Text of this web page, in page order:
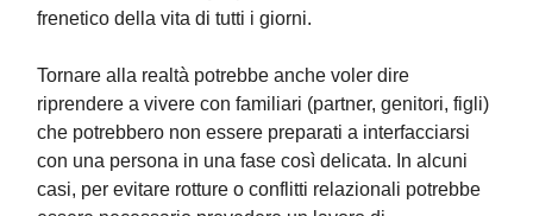
frenetico della vita di tutti i giorni.
Tornare alla realtà potrebbe anche voler dire
riprendere a vivere con familiari (partner, genitori, figli)
che potrebbero non essere preparati a interfacciarsi
con una persona in una fase così delicata. In alcuni
casi, per evitare rotture o conflitti relazionali potrebbe